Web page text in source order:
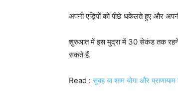
अपनी एड़ियों को पीछे धकेलते हुए और
शुरुआत में इस मुद्रा में 30 सेकंड तक रहने
सकते हैं.
Read :सुबह या शाम योगा और